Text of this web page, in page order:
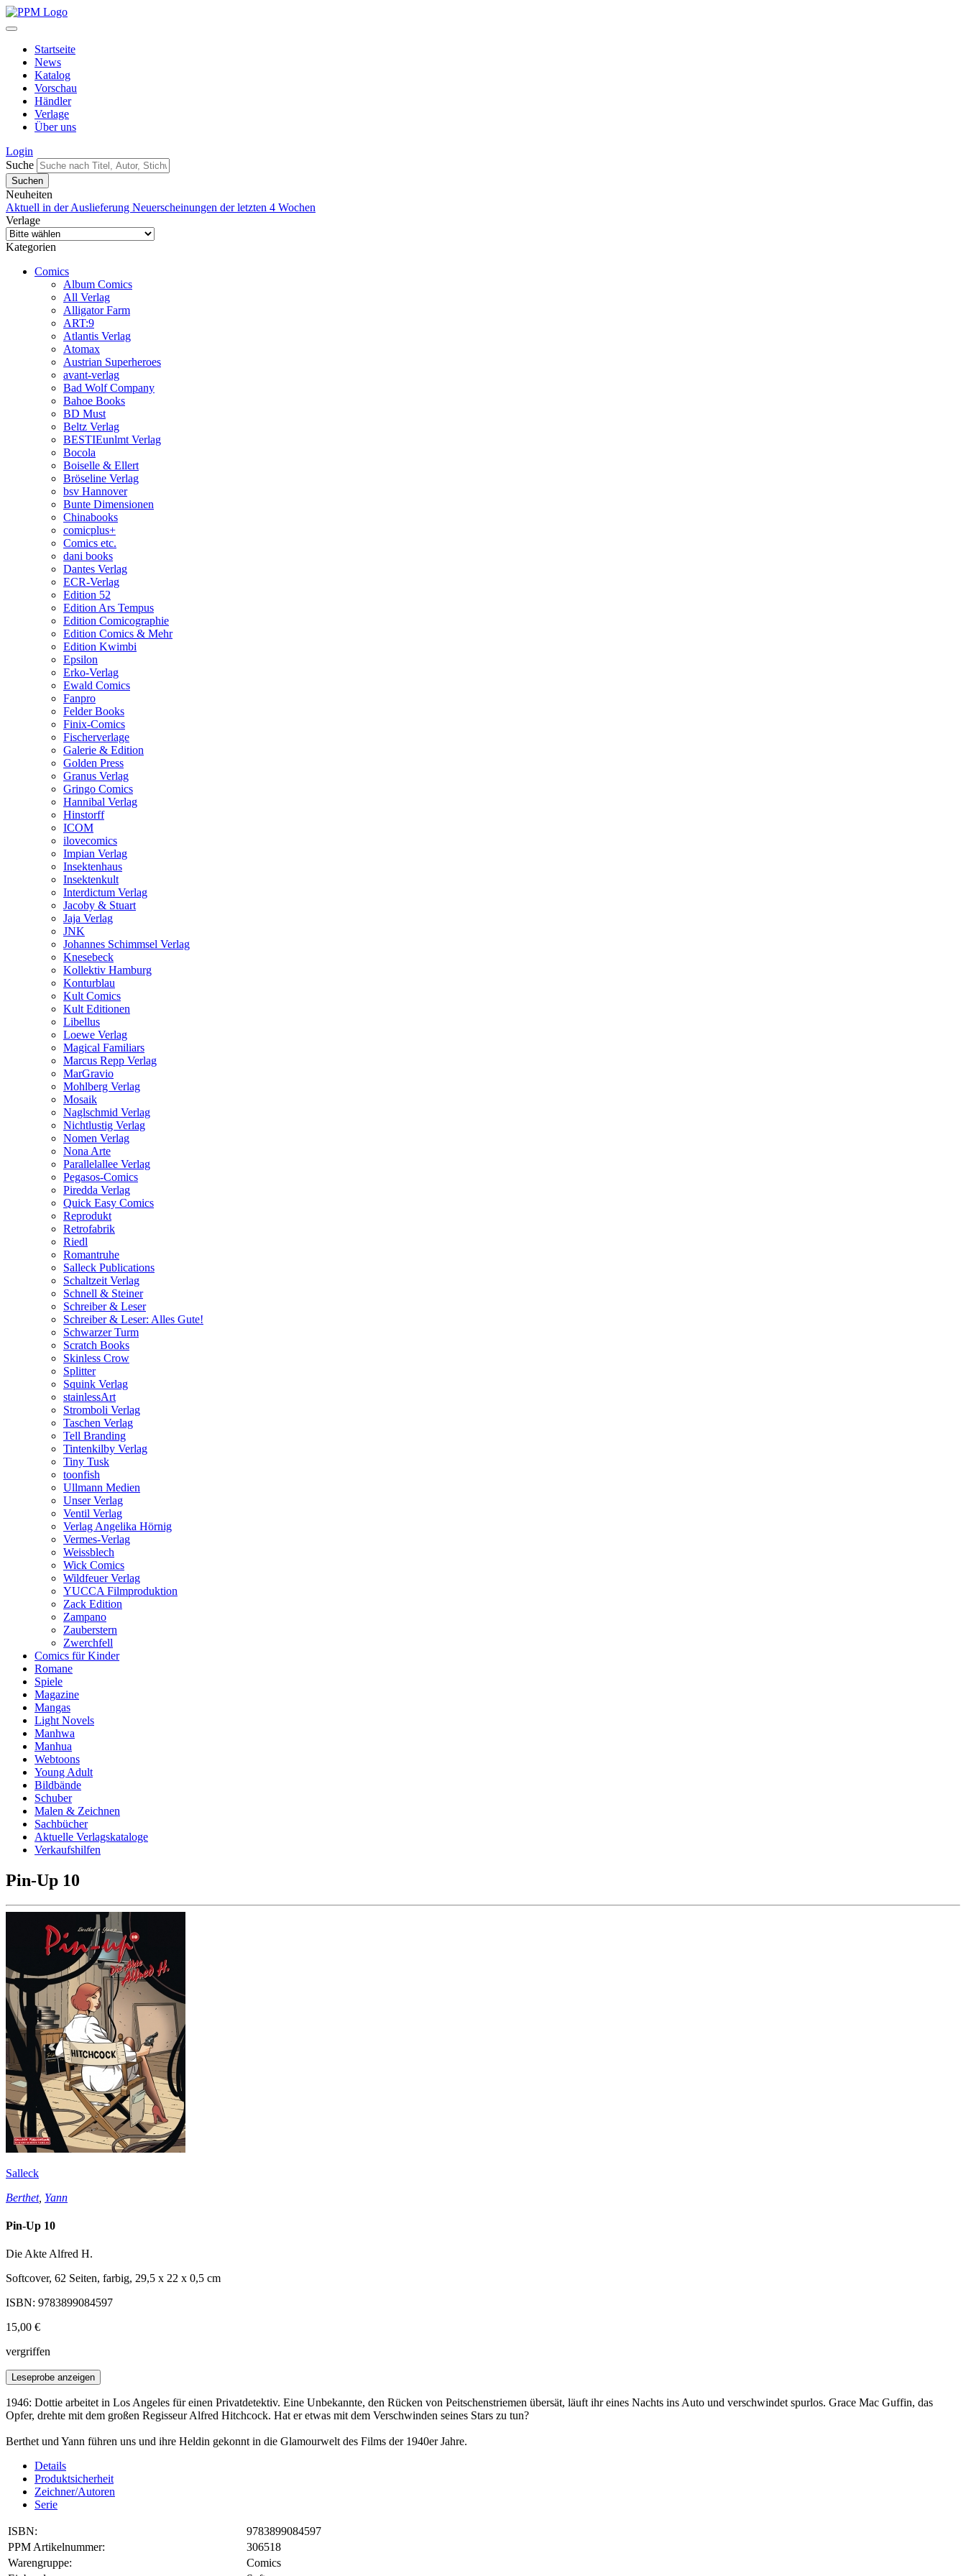
Startseite
News
Katalog
Vorschau
Händler
Verlage
Über uns
Login
Suche
Neuheiten
Aktuell in der Auslieferung Neuerscheinungen der letzten 4 Wochen
Verlage
Kategorien
Comics
Album Comics
All Verlag
Alligator Farm
ART:9
Atlantis Verlag
Atomax
Austrian Superheroes
avant-verlag
Bad Wolf Company
Bahoe Books
BD Must
Beltz Verlag
BESTIEunlmt Verlag
Bocola
Boiselle & Ellert
Bröseline Verlag
bsv Hannover
Bunte Dimensionen
Chinabooks
comicplus+
Comics etc.
dani books
Dantes Verlag
ECR-Verlag
Edition 52
Edition Ars Tempus
Edition Comicographie
Edition Comics & Mehr
Edition Kwimbi
Epsilon
Erko-Verlag
Ewald Comics
Fanpro
Felder Books
Finix-Comics
Fischerverlage
Galerie & Edition
Golden Press
Granus Verlag
Gringo Comics
Hannibal Verlag
Hinstorff
ICOM
ilovecomics
Impian Verlag
Insektenhaus
Insektenkult
Interdictum Verlag
Jacoby & Stuart
Jaja Verlag
JNK
Johannes Schimmsel Verlag
Knesebeck
Kollektiv Hamburg
Konturblau
Kult Comics
Kult Editionen
Libellus
Loewe Verlag
Magical Familiars
Marcus Repp Verlag
MarGravio
Mohlberg Verlag
Mosaik
Naglschmid Verlag
Nichtlustig Verlag
Nomen Verlag
Nona Arte
Parallelallee Verlag
Pegasos-Comics
Piredda Verlag
Quick Easy Comics
Reprodukt
Retrofabrik
Riedl
Romantruhe
Salleck Publications
Schaltzeit Verlag
Schnell & Steiner
Schreiber & Leser
Schreiber & Leser: Alles Gute!
Schwarzer Turm
Scratch Books
Skinless Crow
Splitter
Squink Verlag
stainlessArt
Stromboli Verlag
Taschen Verlag
Tell Branding
Tintenkilby Verlag
Tiny Tusk
toonfish
Ullmann Medien
Unser Verlag
Ventil Verlag
Verlag Angelika Hörnig
Vermes-Verlag
Weissblech
Wick Comics
Wildfeuer Verlag
YUCCA Filmproduktion
Zack Edition
Zampano
Zauberstern
Zwerchfell
Comics für Kinder
Romane
Spiele
Magazine
Mangas
Light Novels
Manhwa
Manhua
Webtoons
Young Adult
Bildbände
Schuber
Malen & Zeichnen
Sachbücher
Aktuelle Verlagskataloge
Verkaufshilfen
Pin-Up 10
Salleck
Berthet, Yann
Pin-Up 10
Die Akte Alfred H.
Softcover, 62 Seiten, farbig, 29,5 x 22 x 0,5 cm
ISBN: 9783899084597
15,00 €
vergriffen
Leseprobe anzeigen
1946: Dottie arbeitet in Los Angeles für einen Privatdetektiv. Eine Unbekannte, den Rücken von Peitschenstriemen übersät, läuft ihr eines Nachts ins Auto und verschwindet spurlos. Grace Mac Guffin, das
Opfer, drehte mit dem großen Regisseur Alfred Hitchcock. Hat er etwas mit dem Verschwinden seines Stars zu tun?
Berthet und Yann führen uns und ihre Heldin gekonnt in die Glamourwelt des Films der 1940er Jahre.
Details
Produktsicherheit
Zeichner/Autoren
Serie
ISBN:
9783899084597
PPM Artikelnummer:
306518
Warengruppe:
Comics